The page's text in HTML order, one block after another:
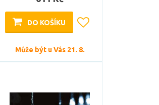
DO KOŠÍKU
Může být u Vás 21. 8.